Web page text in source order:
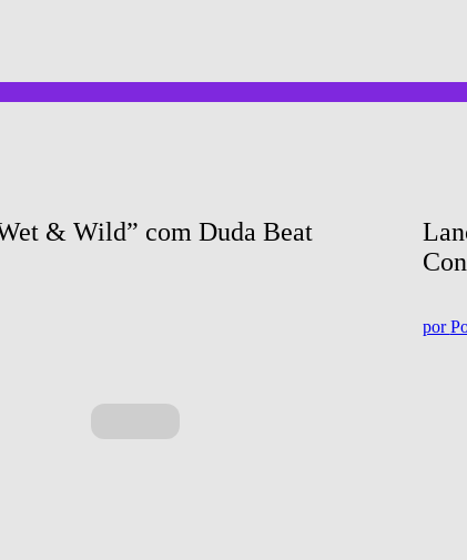
& Wild” com Duda Beat
por